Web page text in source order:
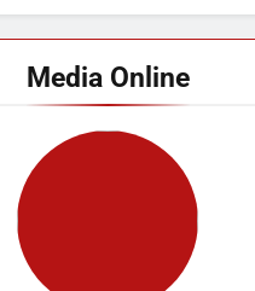
Media Online